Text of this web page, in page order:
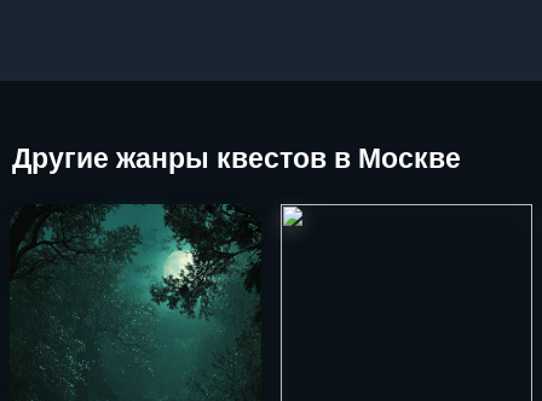
Другие жанры квестов в Москве